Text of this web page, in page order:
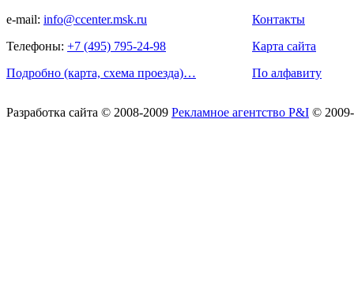
e-mail: info@ccenter.msk.ru
Телефоны: +7 (495) 795-24-98
Подробно (карта, схема проезда)…
Контакты
Карта сайта
По алфавиту
Разработка сайта © 2008-2009 Рекламное агентство P&I ©